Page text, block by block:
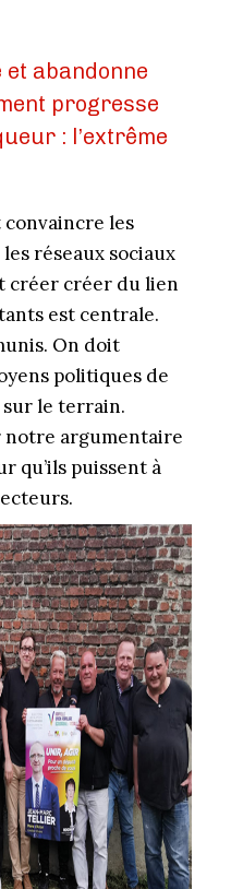
et abandonne
progresse
: l’extrême
les
réseaux sociaux
créer créer du lien
est centrale.
On doit
politiques de
sur le terrain.
notre argumentaire
qu’ils puissent à